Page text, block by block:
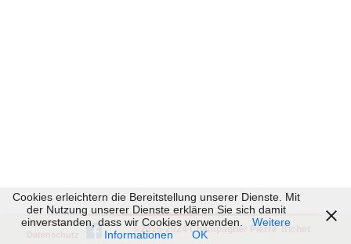
Impressum
©2016-2024 Champagner Pierre Trichet
Cookies erleichtern die Bereitstellung unserer Dienste. Mit
der Nutzung unserer Dienste erklären Sie sich damit
einverstanden, dass wir Cookies verwenden.
Weitere
Informationen
OK